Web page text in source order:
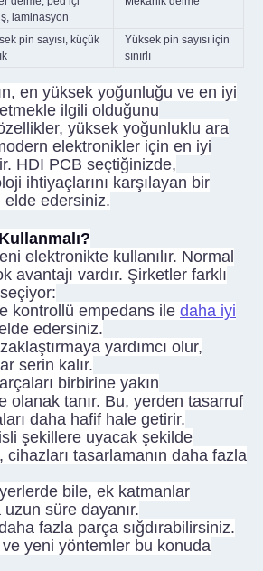
laminasyon
pin sayısı, küçük
Yüksek pin sayısı için
sınırlı
en yüksek yoğunluğu ve en iyi
ilgili olduğunu
yüksek yoğunluklu ara
elektronikler için en iyi
HDI PCB seçtiğinizde,
ihtiyaçlarını karşılayan bir
elde edersiniz.
elektronikte kullanılır. Normal
avantajı vardır. Şirketler farklı
kontrollü empedans ile daha iyi
edersiniz.
yardımcı olur,
serin kalır.
birbirine yakın
olanak tanır. Bu, yerden tasarruf
daha hafif hale getirir.
şekillere uyacak şekilde
cihazları tasarlamanın daha fazla
bile, ek katmanlar
süre dayanır.
fazla parça sığdırabilirsiniz.
ve yeni yöntemler bu konuda